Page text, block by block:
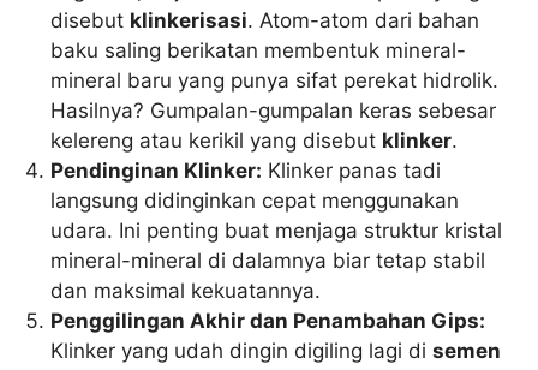
disebut klinkerisasi. Atom-atom dari bahan
baku saling berikatan membentuk mineral-
mineral baru yang punya sifat perekat hidrolik.
Hasilnya? Gumpalan-gumpalan keras sebesar
kelereng atau kerikil yang disebut klinker.
Pendinginan Klinker: Klinker panas tadi
langsung didinginkan cepat menggunakan
udara. Ini penting buat menjaga struktur kristal
mineral-mineral di dalamnya biar tetap stabil
dan maksimal kekuatannya.
Penggilingan Akhir dan Penambahan Gips:
Klinker yang udah dingin digiling lagi disemen